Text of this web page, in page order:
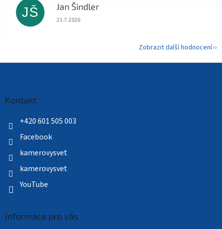
JŠ Jan Šindler
Hodnocení obchodu je 5 z 5 hvězdiček.
21.7.2026
Zobrazit další hodnocení
Kontakt
+420 601 505 003
Facebook
kamerovysvet
kamerovysvet
YouTube
Informace pro vás